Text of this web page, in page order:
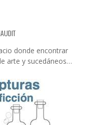
donde encontrar
arte y sucedáneos…